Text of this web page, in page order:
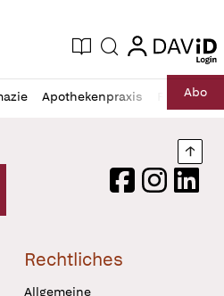
Zeitung
Aktuelle Ausgabe
Suche login
login
Apothekenpraxis RechtAbo
Logo
FacebookInstagram
Rechtliches
Allgemeine